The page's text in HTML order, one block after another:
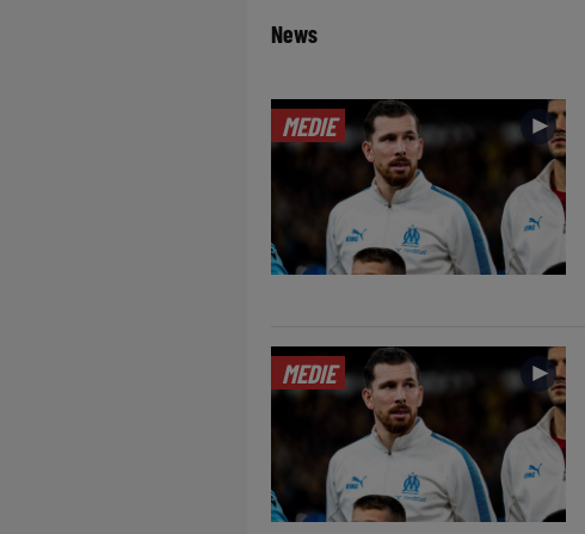
News
MEDIE ►
MEDIE ►